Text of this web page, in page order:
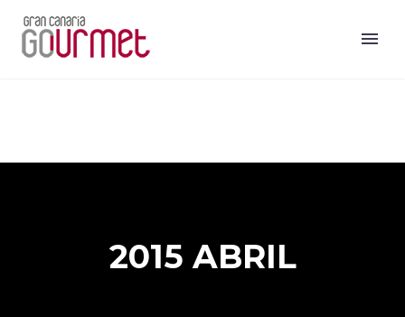
2015 ABRIL